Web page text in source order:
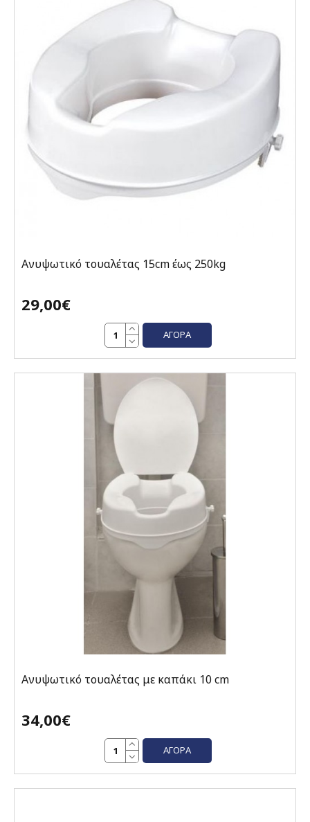
Ανυψωτικό τουαλέτας 15cm έως 250kg
29,00€
ΑΓΟΡΆ
Ανυψωτικό τουαλέτας με καπάκι 10 cm
34,00€
ΑΓΟΡΆ